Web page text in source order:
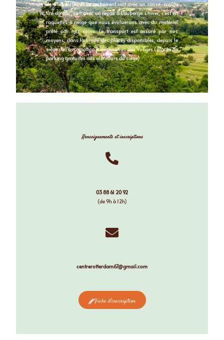
de 9h15 à 18h, et se restaurent soit avec un casse-croûte
tiré du sac, soit avec un repas à l’auberge. L’hiver, c’est en
raquettes à neige que nous évoluerons avec du matériel
prêté par nos soins. Le transport est assuré par nos
moyens, dans la limite des places disponibles, depuis le
siège de l’association à destination des Vosges (places de
parking gratuites aux alentours du siège).
Renseignements et inscriptions
03 88 61 20 92
(de 9h à 12h)​
centrerotterdam67@gmail.com
Fiche d'inscription